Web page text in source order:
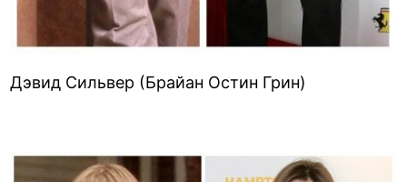
Дэвид Сильвер (Брайан Остин Грин)